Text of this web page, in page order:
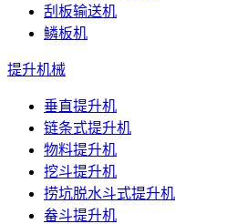
刮板输送机
鳞板机
提升机械
垂直提升机
链条式提升机
物料提升机
挖斗提升机
捞坑脱水斗式提升机
畚斗提升机